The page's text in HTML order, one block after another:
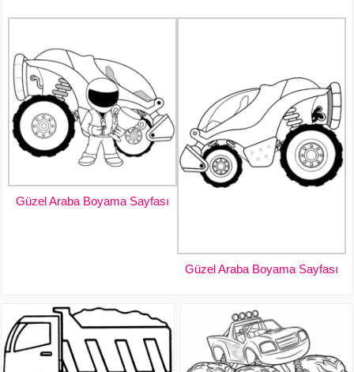
Güzel Araba Boyama Sayfası
Güzel Araba Boyama Sayfası